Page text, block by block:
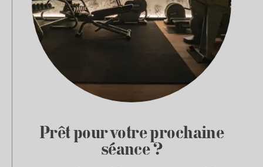
Prêt pour votre prochaine
séance ?